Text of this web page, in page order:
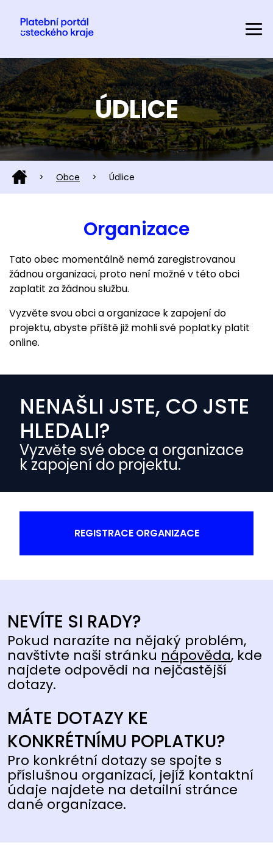
ÚDLICE
> Obce > Údlice
Organizace
Tato obec momentálně nemá zaregistrovanou
žádnou organizaci, proto není možné v této obci
zaplatit za žádnou službu.
Vyzvěte svou obci a organizace k zapojení do
projektu, abyste příště již mohli své poplatky platit
online.
NENAŠLI JSTE, CO JSTE
HLEDALI?
Vyzvěte své obce a organizace
k zapojení do projektu.
REGISTRACE ORGANIZACE
NEVÍTE SI RADY?
Pokud narazíte na nějaký problém,
navštivte naši stránku nápověda, kde
najdete odpovědi na nejčastější
dotazy.
MÁTE DOTAZY KE
KONKRÉTNÍMU POPLATKU?
Pro konkrétní dotazy se spojte s
příslušnou organizací, jejíž kontaktní
údaje najdete na detailní stránce
dané organizace.